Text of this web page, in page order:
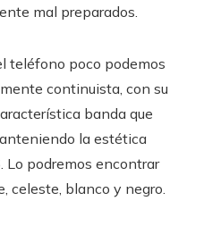
mal preparados.
teléfono poco podemos
continuista, con su
banda que
la estética
Lo podremos encontrar
celeste, blanco y negro.